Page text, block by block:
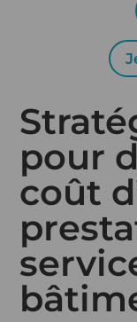
pour
coût